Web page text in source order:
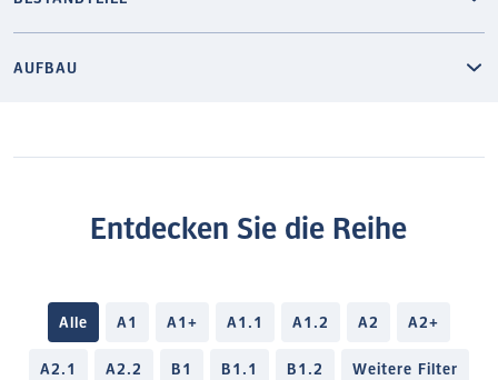
AUFBAU
Entdecken Sie die Reihe
Alle A1 A1+ A1.1 A1.2 A2 A2+
A2.1 A2.2 B1 B1.1 B1.2 Weitere Filter